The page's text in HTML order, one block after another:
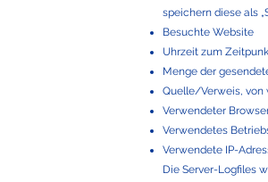
speichern diese als
Besuchte Website
Uhrzeit zum
Menge der
Quelle/Verweis, von
Verwendeter
Verwendetes
Verwendete IP-
Die Server-Logfiles